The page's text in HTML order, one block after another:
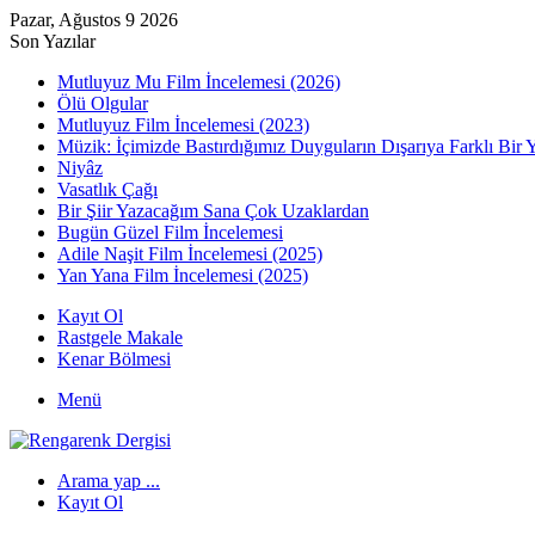
Pazar, Ağustos 9 2026
Son Yazılar
Mutluyuz Mu Film İncelemesi (2026)
Ölü Olgular
Mutluyuz Film İncelemesi (2023)
Müzik: İçimizde Bastırdığımız Duyguların Dışarıya Farklı Bir
Niyâz
Vasatlık Çağı
Bir Şiir Yazacağım Sana Çok Uzaklardan
Bugün Güzel Film İncelemesi
Adile Naşit Film İncelemesi (2025)
Yan Yana Film İncelemesi (2025)
Kayıt Ol
Rastgele Makale
Kenar Bölmesi
Menü
Arama yap ...
Kayıt Ol